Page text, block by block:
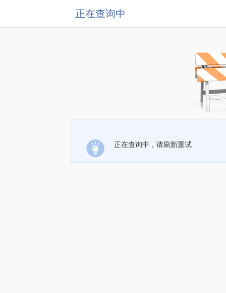
正在查询中
正在查询中，请刷新重试